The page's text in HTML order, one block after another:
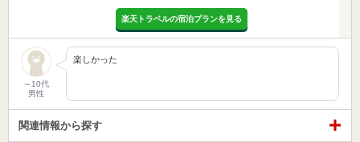
楽天トラベルの宿泊プランを見る
～10代
男性
楽しかった
関連情報から探す